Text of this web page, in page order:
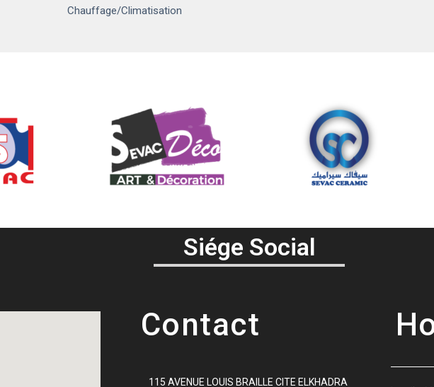
Chauffage/Climatisation
Siége Social
Contact
115 AVENUE LOUIS BRAILLE CITE ELKHADRA